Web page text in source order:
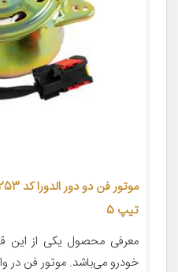
تیپ 5
معرفی محصول یکی از این
خودرو می‌باشد. موتور فن در